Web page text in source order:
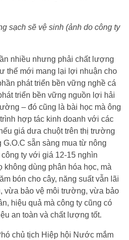
sạch sẽ vệ sinh (ảnh do công ty
nhiều nhưng phải chất lượng
thế mới mang lại lợi nhuận cho
phát triển bền vững nghề cá
triển bền vững nguồn lợi hải
– đó cũng là bài học mà ông
hợp tác kinh doanh với các
giá dưa chuột trên thị trường
sẵn sàng mua từ nông
ty với giá 12-15 nghìn
không dùng phân hóa học, mà
bón cho cây, năng suất vẫn lãi
vừa bảo vệ môi trường, vừa bảo
hiệu quả mà công ty cũng có
an toàn và chất lượng tốt.
chủ tịch Hiệp hội Nước mắm